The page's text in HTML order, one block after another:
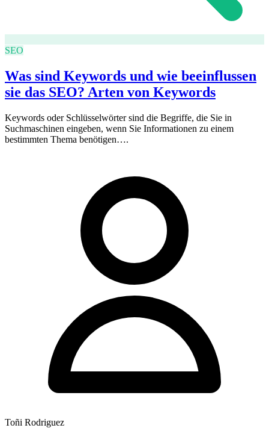
SEO
Was sind Keywords und wie beeinflussen
sie das SEO? Arten von Keywords
Keywords oder Schlüsselwörter sind die Begriffe, die Sie in
Suchmaschinen eingeben, wenn Sie Informationen zu einem
bestimmten Thema benötigen….
Toñi Rodriguez